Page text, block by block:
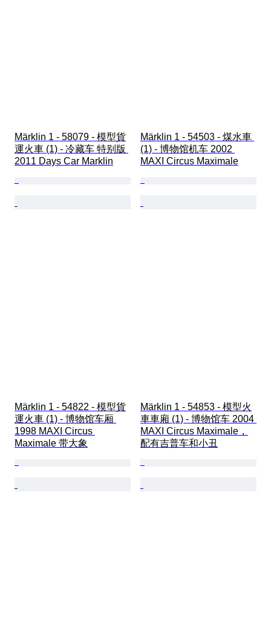
Märklin 1 - 58079 - 模型貨
運火車 (1) - 冷藏车 特别版
2011 Days Car Marklin
Märklin 1 - 54503 - 煤水車
(1) - 博物馆机车 2002
MAXI Circus Maximale
Märklin 1 - 54822 - 模型貨
運火車 (1) - 博物馆车厢
1998 MAXI Circus
Maximale 带大象
Märklin 1 - 54853 - 模型火
車車廂 (1) - 博物馆车 2004
MAXI Circus Maximale，
配有吉普车和小丑